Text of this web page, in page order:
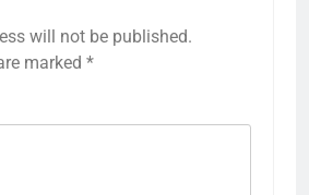
will not be published.
marked *